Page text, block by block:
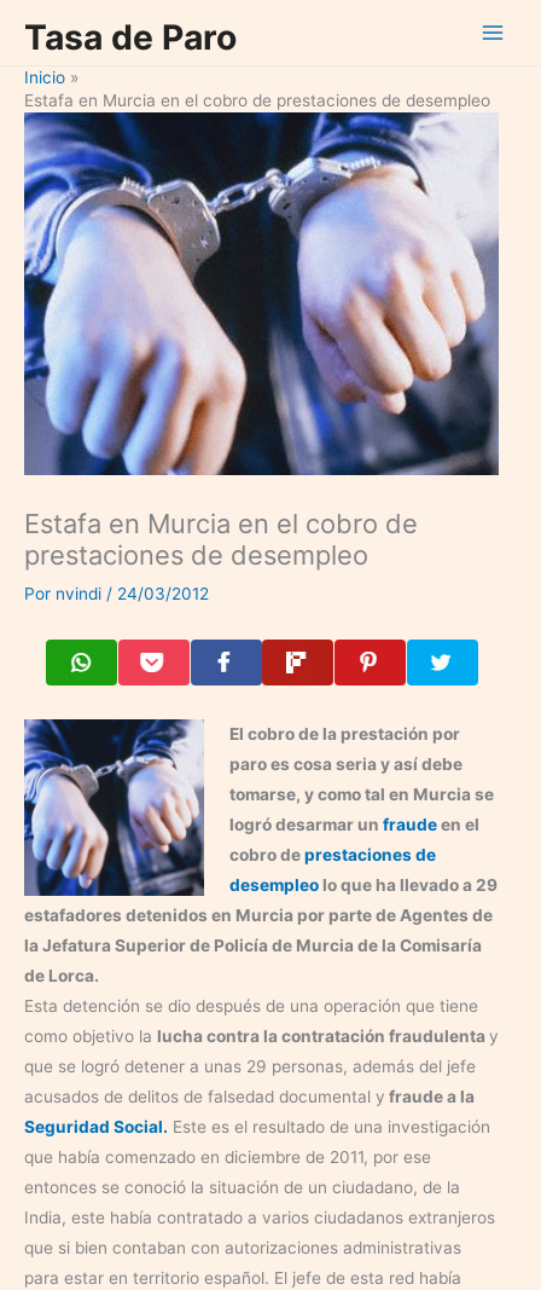
contenido
Tasa de Paro
Inicio
Estafa en Murcia en el cobro de prestaciones de desempleo
Estafa en Murcia en el cobro de
prestaciones de desempleo
Por nvindi / 24/03/2012
El cobro de la prestación por
paro es cosa seria y así debe
tomarse, y como tal en Murcia se
logró desarmar un fraudeen el
cobro deprestaciones de
desempleolo que ha llevado a 29
estafadores detenidos en Murcia por parte de Agentes de
la Jefatura Superior de Policía de Murcia de la Comisaría
de Lorca.
Esta detención se dio después de una operación que tiene
como objetivo la lucha contra la contratación fraudulenta y
que se logró detener a unas 29 personas, además del jefe
acusados de delitos de falsedad documental y fraude a la
Seguridad Social. Este es el resultado de una investigación
que había comenzado en diciembre de 2011, por ese
entonces se conoció la situación de un ciudadano, de la
India, este había contratado a varios ciudadanos extranjeros
que si bien contaban con autorizaciones administrativas
para estar en territorio español. El jefe de esta red había